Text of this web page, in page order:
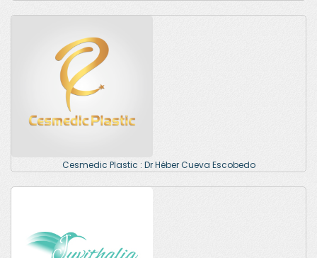
Cesmedic Plastic : Dr Héber Cueva Escobedo